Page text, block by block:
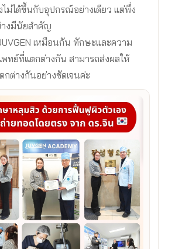
ม่ได้ขึ้นกับอุปกรณ์อย่างเดียว แต่พึ่ง
งมีนัยสำคัญ
เหมือนกัน ทักษะและความ
ทย์ที่แตกต่างกัน สามารถส่งผลให้
กต่างกันอย่างชัดเจนค่ะ